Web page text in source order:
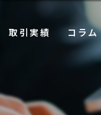
ジ
取引実績 コラム